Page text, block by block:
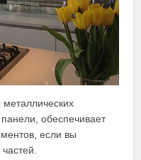
обеспечивает
если вы